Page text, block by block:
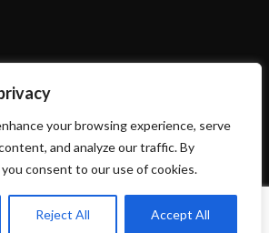
your browsing experience, serve
and analyze our traffic. By
consent to our use of cookies.
Reject All Accept All